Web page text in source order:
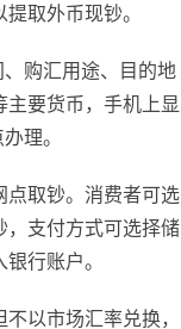
取外币现钞。
购汇用途、目的地
要货币，手机上显
理。
点取钞。消费者可选
，支付方式可选择储
行账户。
以市场汇率兑换，